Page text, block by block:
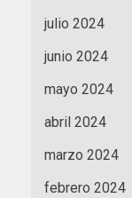
julio 2024
junio 2024
mayo 2024
abril 2024
marzo 2024
febrero 2024